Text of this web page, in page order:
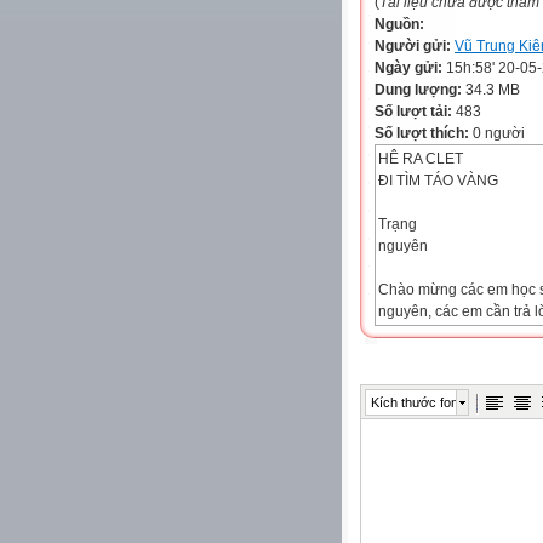
Nguồn:
Người gửi: Vũ Trung
Ngày gửi: 15h:58' 20-
Dung lượng: 34.3 MB
Số lượt tải: 483
Số lượt thích: 0 người
HÊ RA CLET
ĐI TÌM TÁO VÀNG
Trạng
nguyên
Chào mừng các em học
nguyên, các em cần trả
trạng nguyên nhí đưa ra.
Câu hỏi 1: Đất nước Hy
 A. Châu Âu
Kích thước font